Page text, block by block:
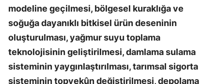
modeline geçilmesi, bölgesel kuraklığa ve
soğuğa dayanıklı bitkisel ürün deseninin
oluşturulması, yağmur suyu toplama
teknolojisinin geliştirilmesi, damlama sulama
sisteminin yaygınlaştırılması, tarımsal sigorta
sisteminin topyekûn değiştirilmesi, depolama